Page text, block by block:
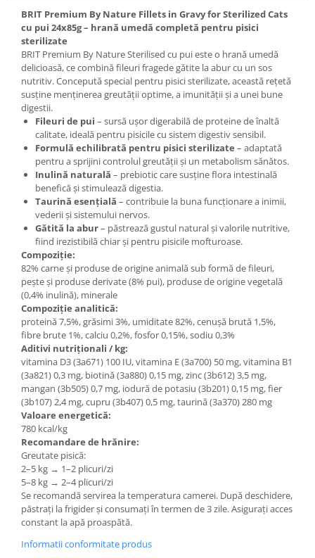
BRIT Premium By Nature Fillets in Gravy for Sterilized Cats
cu pui 24x85g – hrană umedă completă pentru pisici
sterilizate
BRIT Premium By Nature Sterilised cu pui este o hrană umedă
delicioasă, ce combină fileuri fragede gătite la abur cu un sos
nutritiv. Concepută special pentru pisici sterilizate, această rețetă
susține menținerea greutății optime, a imunității și a unei bune
digestii.
Fileuri de pui – sursă ușor digerabilă de proteine de înaltă
calitate, ideală pentru pisicile cu sistem digestiv sensibil.
Formulă echilibrată pentru pisici sterilizate – adaptată
pentru a sprijini controlul greutății și un metabolism sănătos.
Inulină naturală – prebiotic care susține flora intestinală
benefică și stimulează digestia.
Taurină esențială – contribuie la buna funcționare a inimii,
vederii și sistemului nervos.
Gătită la abur– păstrează gustul natural și valorile nutritive,
fiind irezistibilă chiar și pentru pisicile mofturoase.
Compoziție:
82% carne și produse de origine animală sub formă de fileuri,
pește și produse derivate (8% pui), produse de origine vegetală
(0,4% inulină), minerale
Compoziție analitică:
proteină 7,5%, grăsimi 3%, umiditate 82%, cenușă brută 1,5%,
fibre brute 1%, calciu 0,2%, fosfor 0,15%, sodiu 0,3%
Aditivi nutriționali / kg:
vitamina D3 (3a671) 100 IU, vitamina E (3a700) 50 mg, vitamina B1
(3a821) 0,3 mg, biotină (3a880) 0,15 mg, zinc (3b612) 3,5 mg,
mangan (3b505) 0,7 mg, iodură de potasiu (3b201) 0,15 mg, fier
(3b107) 2,4 mg, cupru (3b407) 0,5 mg, taurină (3a370) 280 mg
Valoare energetică:
780 kcal/kg
Recomandare de hrănire:
Greutate pisică:
2–5 kg → 1–2 plicuri/zi
5–8 kg → 2–4 plicuri/zi
Se recomandă servirea la temperatura camerei. După deschidere,
păstrați la frigider și consumați în termen de 3 zile. Asigurați acces
constant la apă proaspătă.
Informatii conformitate produs